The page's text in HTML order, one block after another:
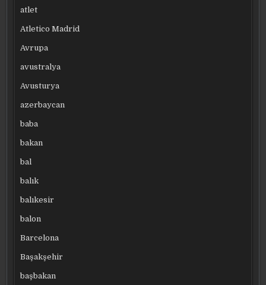
atlet
Atletico Madrid
Avrupa
avustralya
Avusturya
azerbaycan
baba
bakan
bal
balık
balıkesir
balon
Barcelona
Başakşehir
başbakan